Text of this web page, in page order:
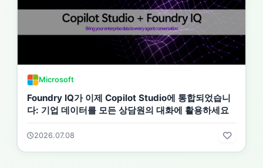
Microsoft
Foundry IQ가 이제 Copilot Studio에 통합되었습니
다: 기업 데이터를 모든 상담원의 대화에 활용하세요
2026.07.08